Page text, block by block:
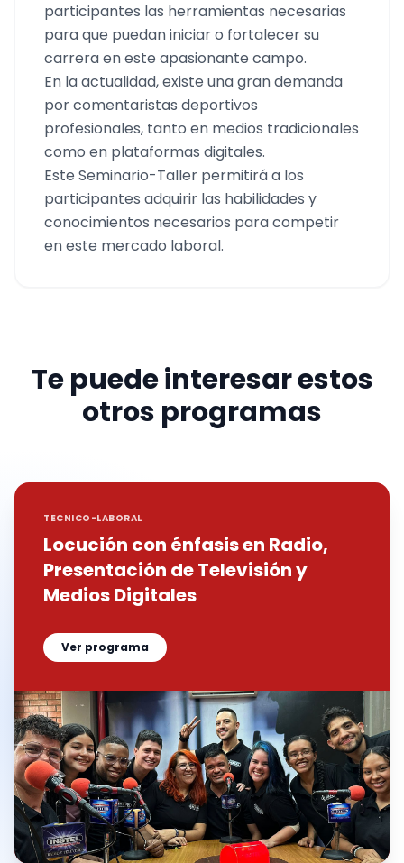
participantes las herramientas necesarias
para que puedan iniciar o fortalecer su
carrera en este apasionante campo.
En la actualidad, existe una gran demanda
por comentaristas deportivos
profesionales, tanto en medios tradicionales
como en plataformas digitales.
Este Seminario-Taller permitirá a los
participantes adquirir las habilidades y
conocimientos necesarios para competir
en este mercado laboral.
Te puede interesar estos
otros programas
TECNICO-LABORAL
Locución con énfasis en Radio,
Presentación de Televisión y
Medios Digitales
Ver programa